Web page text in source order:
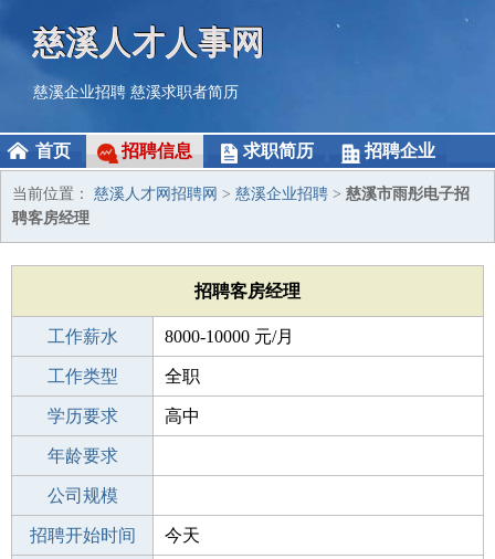
慈溪人才人事网
慈溪企业招聘 慈溪求职者简历
首页 招聘信息 求职简历 招聘企业
当前位置： 慈溪人才网招聘网 > 慈溪企业招聘 > 慈溪市雨彤电子招
聘客房经理
招聘客房经理
工作薪水 8000-10000 元/月
招聘人数
工作类型 全职
性别要求 -
学历要求 高中
工作经验
年龄要求
工作地点
公司规模
公司电话
招聘开始时间 今天